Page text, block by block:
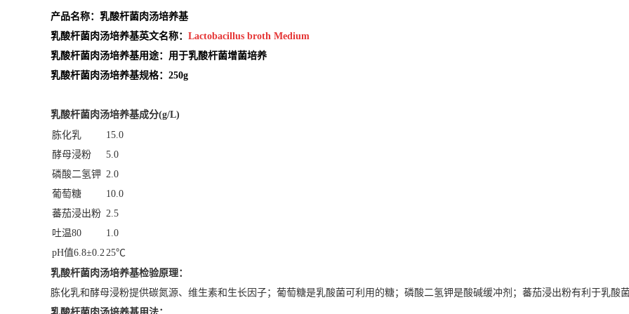
产品名称：乳酸杆菌肉汤培养基
乳酸杆菌肉汤培养基英文名称： Lactobacillus broth Medium
乳酸杆菌肉汤培养基用途：用于乳酸杆菌增菌培养
乳酸杆菌肉汤培养基规格：250g
乳酸杆菌肉汤培养基成分(g/L)
胨化乳
15.0
酵母浸粉
5.0
磷酸二氢钾 2.0
葡萄糖
10.0
蕃茄浸出粉 2.5
吐温80
1.0
pH值6.8±0.2 25℃
乳酸杆菌肉汤培养基检验原理：
胨化乳和酵母浸粉提供碳氮源、维生素和生长因子；葡萄糖是乳酸菌可利用的糖；磷酸二氢钾是酸碱缓冲剂；蕃茄浸出粉有利于乳酸菌